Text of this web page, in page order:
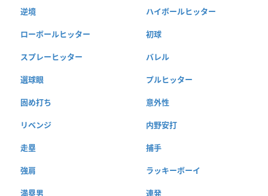
逆境 ハイボールヒッター
ローボールヒッター 初球
スプレーヒッター バレル
選球眼 プルヒッター
固め打ち 意外性
リベンジ 内野安打
走塁 捕手
強肩 ラッキーボーイ
満塁男 連発